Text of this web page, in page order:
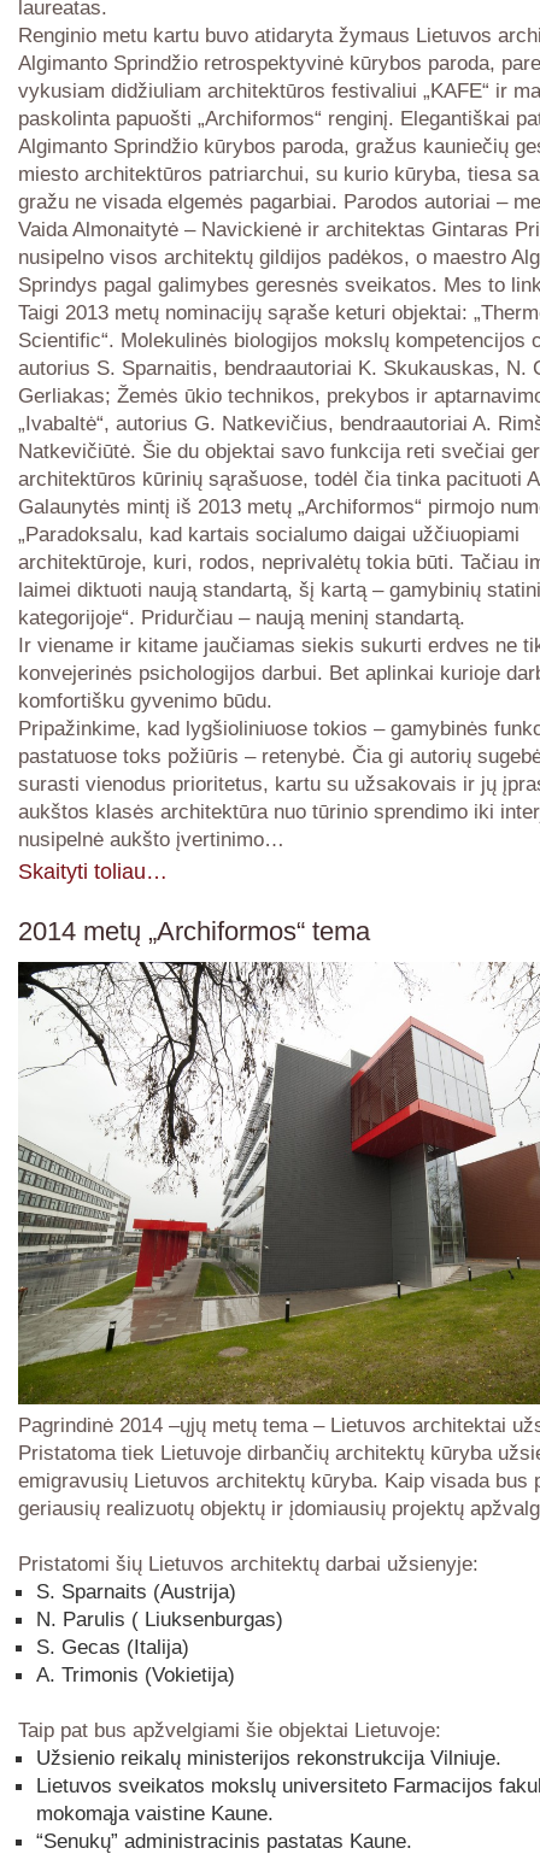
laureatas.
Renginio metu kartu buvo atidaryta žymaus Lietuvos
Algimanto Sprindžio retrospektyvinė kūrybos paroda,
vykusiam didžiuliam architektūros festivaliui „KAFE“ ir
paskolinta papuošti „Archiformos“ renginį. Elegantiškai
Algimanto Sprindžio kūrybos paroda, gražus kauniečių
miesto architektūros patriarchui, su kurio kūryba, tiesa
gražu ne visada elgemės pagarbiai. Parodos autoriai –
Vaida Almonaitytė – Navickienė ir architektas Gintaras
nusipelno visos architektų gildijos padėkos, o maestro
Sprindys pagal galimybes geresnės sveikatos. Mes to
Taigi 2013 metų nominacijų sąraše keturi objektai:
Scientific“. Molekulinės biologijos mokslų kompetencijos
autorius S. Sparnaitis, bendraautoriai K. Skukauskas, N.
Gerliakas; Žemės ūkio technikos, prekybos ir
„Ivabaltė“, autorius G. Natkevičius, bendraautoriai A.
Natkevičiūtė. Šie du objektai savo funkcija reti svečiai
architektūros kūrinių sąrašuose, todėl čia tinka pacituoti
Galaunytės mintį iš 2013 metų „Archiformos“ pirmojo
„Paradoksalu, kad kartais socialumo daigai užčiuopiami
architektūroje, kuri, rodos, neprivalėtų tokia būti. Tačiau
laimei diktuoti naują standartą, šį kartą – gamybinių
kategorijoje“. Pridurčiau – naują meninį standartą.
Ir viename ir kitame jaučiamas siekis sukurti erdves ne
konvejerinės psichologijos darbui. Bet aplinkai kurioje
komfortišku gyvenimo būdu.
Pripažinkime, kad lygšioliniuose tokios – gamybinės
pastatuose toks požiūris – retenybė. Čia gi autorių
surasti vienodus prioritetus, kartu su užsakovais ir jų
aukštos klasės architektūra nuo tūrinio sprendimo iki
nusipelnė aukšto įvertinimo…
Skaityti toliau…
2014 metų „Archiformos“ tema
Pagrindinė 2014 –ųjų metų tema – Lietuvos architektai
Pristatoma tiek Lietuvoje dirbančių architektų kūryba
emigravusių Lietuvos architektų kūryba. Kaip visada bus
geriausių realizuotų objektų ir įdomiausių projektų
Pristatomi šių Lietuvos architektų darbai užsienyje:
S. Sparnaits (Austrija)
N. Parulis ( Liuksenburgas)
S. Gecas (Italija)
A. Trimonis (Vokietija)
Taip pat bus apžvelgiami šie objektai Lietuvoje:
Užsienio reikalų ministerijos rekonstrukcija Vilniuje.
Lietuvos sveikatos mokslų universiteto Farmacijos
mokomąja vaistine Kaune.
“Senukų” administracinis pastatas Kaune.